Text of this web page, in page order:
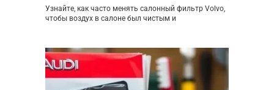
Узнайте, как часто менять салонный фильтр Volvo,
чтобы воздух в салоне был чистым и